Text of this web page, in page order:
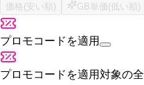
価格(安い順) GB単価(低い順)
プロモコードを適用
プロモコードを適用対象の